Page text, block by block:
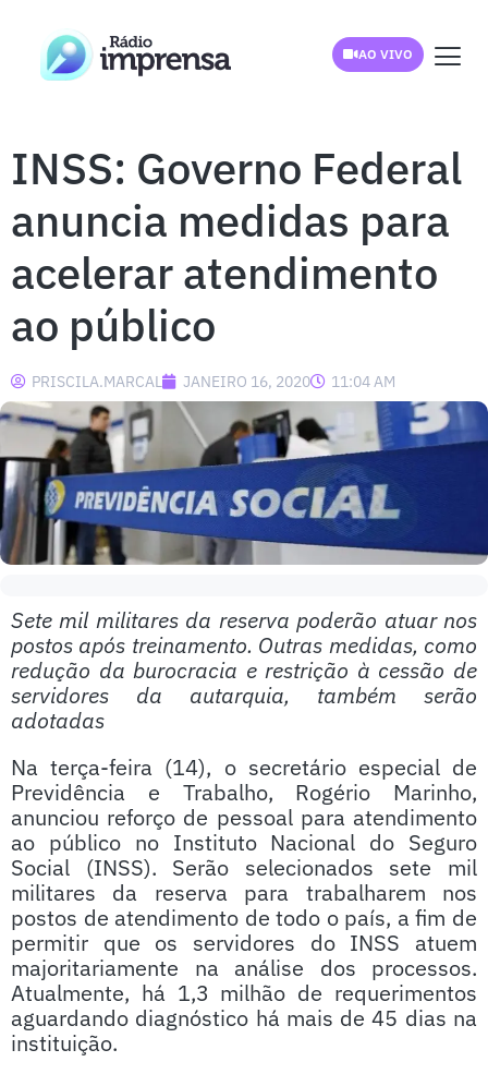
AO VIVO
INSS: Governo Federal
anuncia medidas para
acelerar atendimento
ao público
PRISCILA.MARCAL JANEIRO 16, 2020 11:04 AM
Sete mil militares da reserva poderão atuar nos
postos após treinamento. Outras medidas, como
redução da burocracia e restrição à cessão de
servidores da autarquia, também serão
adotadas
Na terça-feira (14), o secretário especial de
Previdência e Trabalho, Rogério Marinho,
anunciou reforço de pessoal para atendimento
ao público no Instituto Nacional do Seguro
Social (INSS). Serão selecionados sete mil
militares da reserva para trabalharem nos
postos de atendimento de todo o país, a fim de
permitir que os servidores do INSS atuem
majoritariamente na análise dos processos.
Atualmente, há 1,3 milhão de requerimentos
aguardando diagnóstico há mais de 45 dias na
instituição.